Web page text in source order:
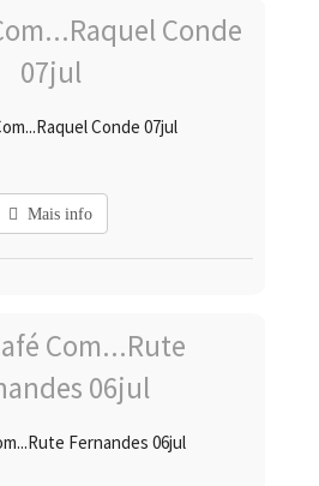
Conde 07jul
Mais info
Fernandes 06jul